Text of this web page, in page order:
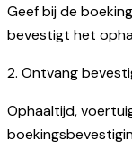
Geef bij de
bevestigt het
2. Ontvang
Ophaaltijd,